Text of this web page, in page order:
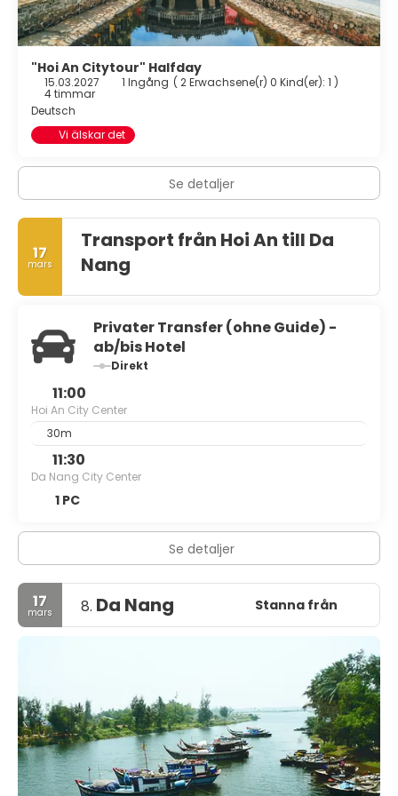
"Hoi An Citytour" Halfday
15.03.2027 1 Ingång ( 2 Erwachsene(r) 0 Kind(er): 1 )
4 timmar
Deutsch
Vi älskar det
Se detaljer
17
mars
Transport från Hoi An till Da
Nang
Privater Transfer (ohne Guide) -
ab/bis Hotel
Direkt
11:00
Hoi An City Center
30m
11:30
Da Nang City Center
1 PC
Se detaljer
17
mars 8. Da Nang Stanna från